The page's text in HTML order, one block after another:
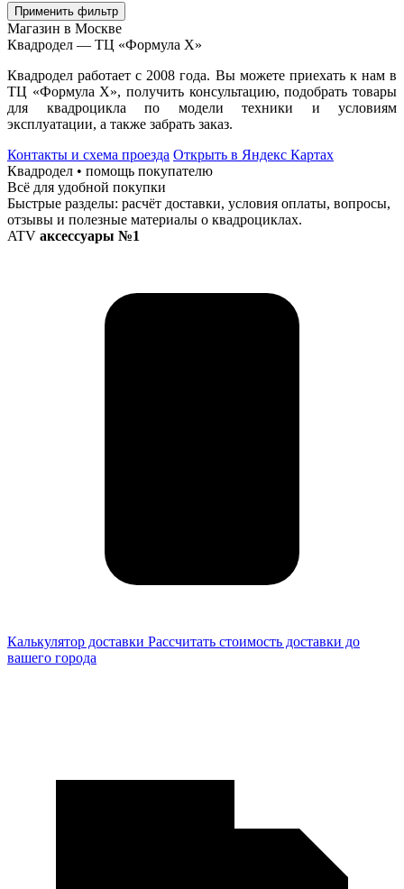
Применить фильтр
Магазин в Москве
Квадродел — ТЦ «Формула Х»
Квадродел работает с 2008 года. Вы можете приехать к нам в
ТЦ «Формула Х», получить консультацию, подобрать товары
для квадроцикла по модели техники и условиям
эксплуатации, а также забрать заказ.
Контакты и схема проезда Открыть в Яндекс Картах
Квадродел • помощь покупателю
Всё для удобной покупки
Быстрые разделы: расчёт доставки, условия оплаты, вопросы,
отзывы и полезные материалы о квадроциклах.
ATV аксессуары №1
Калькулятор доставки Рассчитать стоимость доставки до
вашего города